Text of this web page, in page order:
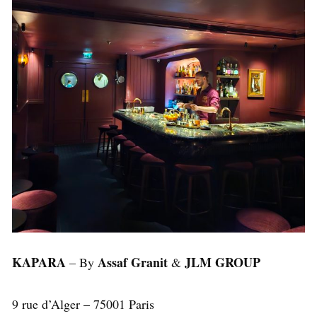
KAPARA – By Assaf Granit & JLM GROUP
9 rue d’Alger – 75001 Paris